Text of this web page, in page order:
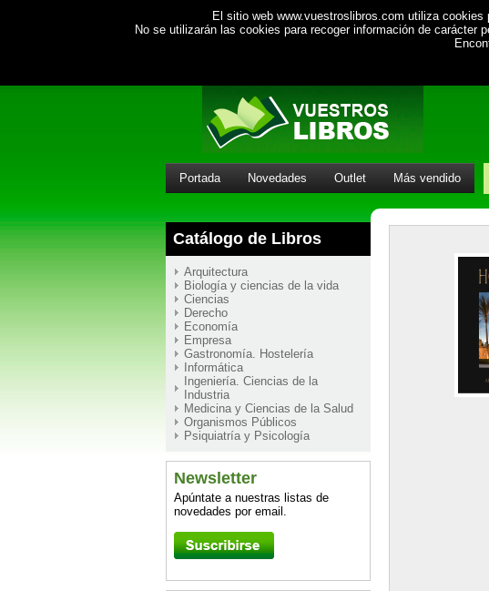
El sitio web www.vuestroslibros.com utiliza
No se utilizarán las cookies para recoger información de carácter
Portada Novedades Outlet Más vendido
Catálogo de Libros
Arquitectura
Biología y ciencias de la vida
Ciencias
Derecho
Economía
Empresa
Gastronomía. Hostelería
Informática
Ingeniería. Ciencias de la
Industria
Medicina y Ciencias de la Salud
Organismos Públicos
Psiquiatría y Psicología
Newsletter
Apúntate a nuestras listas de
novedades por email.